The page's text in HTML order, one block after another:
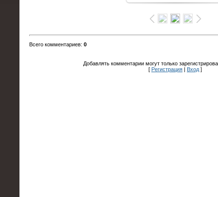
Всего комментариев: 0
Добавлять комментарии могут только
[ Регистрация Вход]